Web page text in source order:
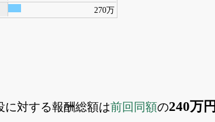
270万
に対する報酬総額は前回同額の240万円